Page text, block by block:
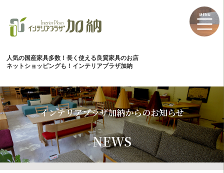
人気の国産家具多数！長く使える良質家具のお店
ネットショッピングも！インテリアプラザ加納
インテリアプラザ加納からのお知らせ
NEWS